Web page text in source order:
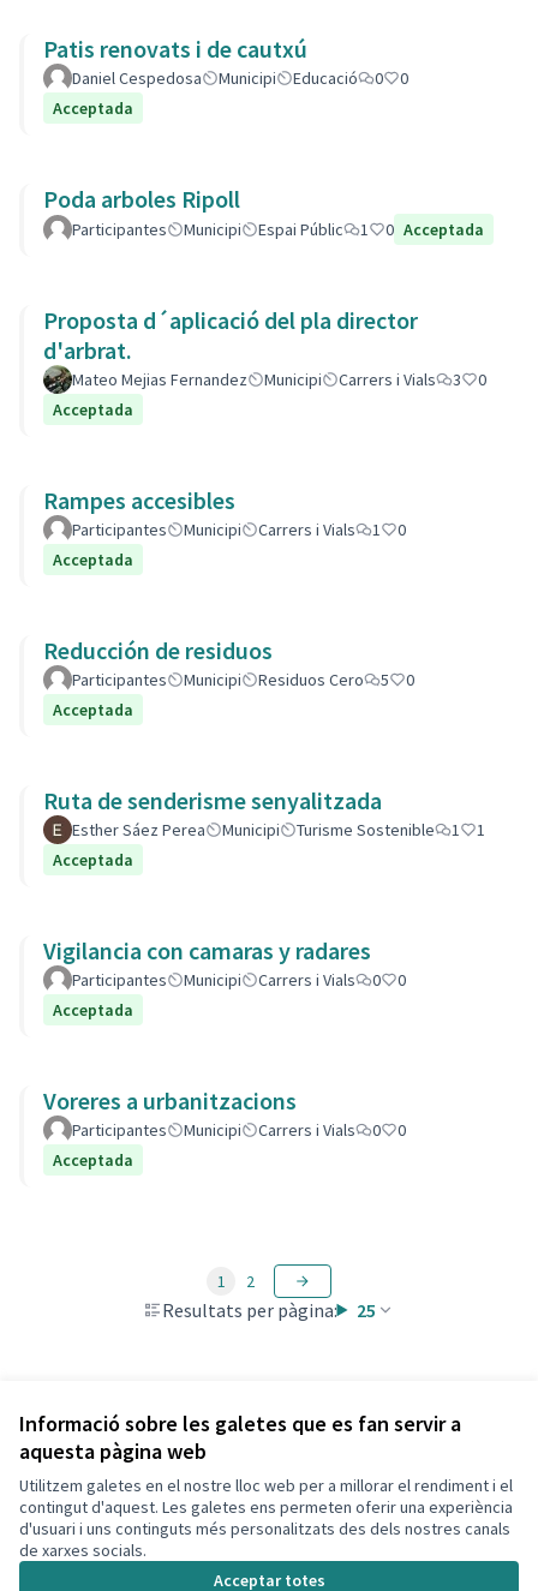
Informació sobre les galetes que es fan servir a
aquesta pàgina web
Utilitzem galetes en el nostre lloc web per a millorar el rendiment i el
contingut d'aquest. Les galetes ens permeten oferir una experiència
d'usuari i uns continguts més personalitzats des dels nostres canals
de xarxes socials.
Acceptar totes
Patis renovats i de cautxú
Daniel Cespedosa Municipi Educació 0
0
Acceptada
Poda arboles Ripoll
Participantes Municipi Espai Públic 1 0 Acceptada
Proposta d´aplicació del pla director
d'arbrat.
Mateo Mejias Fernandez Municipi Carrers i Vials 3
0
Acceptada
Rampes accesibles
Participantes Municipi Carrers i Vials 1
0
Acceptada
Reducción de residuos
Participantes Municipi Residuos Cero 5
0
Acceptada
Ruta de senderisme senyalitzada
Esther Sáez Perea Municipi Turisme Sostenible 1
1
Acceptada
Vigilancia con camaras y radares
Participantes Municipi Carrers i Vials 0
0
Acceptada
Voreres a urbanitzacions
Participantes Municipi Carrers i Vials 0
0
Acceptada
Resultats per pàgina: 25
1 2
Veure totes les propostes retirades
Termes i condicions d'ús
Configuració de les galetes
Decidim Calafell a X
(Enllaç extern)
Decidim Calafell a Facebook
Decidim Calafell a YouTube
Decidim Calafell a GitHub
(Enllaç extern)